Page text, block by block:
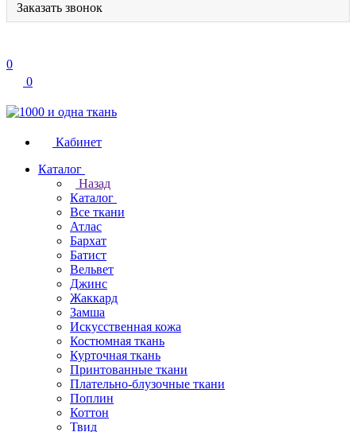
Заказать звонок
0
0
Кабинет
Каталог
Назад
Каталог
Все ткани
Атлас
Бархат
Батист
Вельвет
Джинс
Жаккард
Замша
Искусственная кожа
Костюмная ткань
Курточная ткань
Принтованные ткани
Плательно-блузочные ткани
Поплин
Коттон
Твид